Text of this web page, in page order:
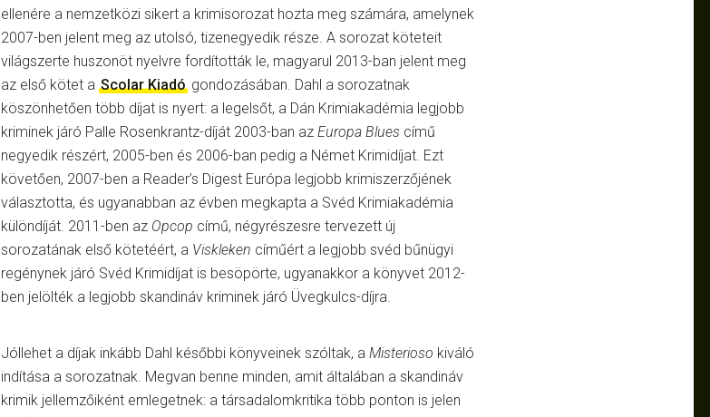
ellenére a nemzetközi sikert a krimisorozat hozta meg számára, amelynek
2007-ben jelent meg az utolsó, tizenegyedik része. A sorozat köteteit
világszerte huszonöt nyelvre fordították le, magyarul 2013-ban jelent meg
az első kötet a Scolar Kiadó gondozásában. Dahl a sorozatnak
köszönhetően több díjat is nyert: a legelsőt, a Dán Krimiakadémia legjobb
kriminek járó Palle Rosenkrantz-díját 2003-ban az Europa Blues című
negyedik részért, 2005-ben és 2006-ban pedig a Német Krimidíjat. Ezt
követően, 2007-ben a Reader’s Digest Európa legjobb krimiszerzőjének
választotta, és ugyanabban az évben megkapta a Svéd Krimiakadémia
különdíját. 2011-ben az Opcop című, négyrészesre tervezett új
sorozatának első kötetéért, a Viskleken címűért a legjobb svéd bűnügyi
regénynek járó Svéd Krimidíjat is besöpörte, ugyanakkor a könyvet 2012-
ben jelölték a legjobb skandináv kriminek járó Üvegkulcs-díjra.
Jóllehet a díjak inkább Dahl későbbi könyveinek szóltak, a Misterioso kiváló
indítása a sorozatnak. Megvan benne minden, amit általában a skandináv
krimik jellemzőiként emlegetnek: a társadalomkritika több ponton is jelen